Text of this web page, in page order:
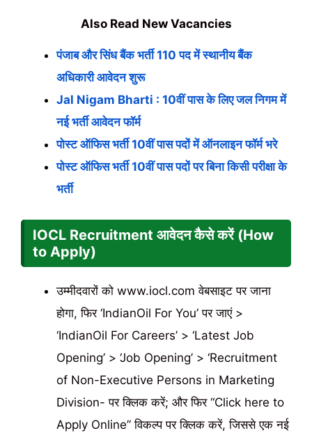
Also Read New Vacancies
पंजाब और सिंध बैंक भर्ती 110 पद में स्थानीय बैंक
अधिकारी आवेदन शुरू
Jal Nigam Bharti : 10वीं पास के लिए जल निगम में
नई भर्ती आवेदन फॉर्म
पोस्ट ऑफिस भर्ती 10वीं पास पदों में ऑनलाइन फॉर्म भरे
पोस्ट ऑफिस भर्ती 10वीं पास पदों पर बिना किसी परीक्षा के
भर्ती
IOCL Recruitment आवेदन कैसे करें (How
to Apply)
उम्मीदवारों को www.iocl.com वेबसाइट पर जाना
होगा, फिर ‘IndianOil For You’ पर जाएं >
‘IndianOil For Careers’ > ‘Latest Job
Opening’ > ‘Job Opening’ > ‘Recruitment
of Non-Executive Persons in Marketing
Division- पर क्लिक करें; और फिर “Click here to
Apply Online” विकल्प पर क्लिक करें, जिससे एक नई